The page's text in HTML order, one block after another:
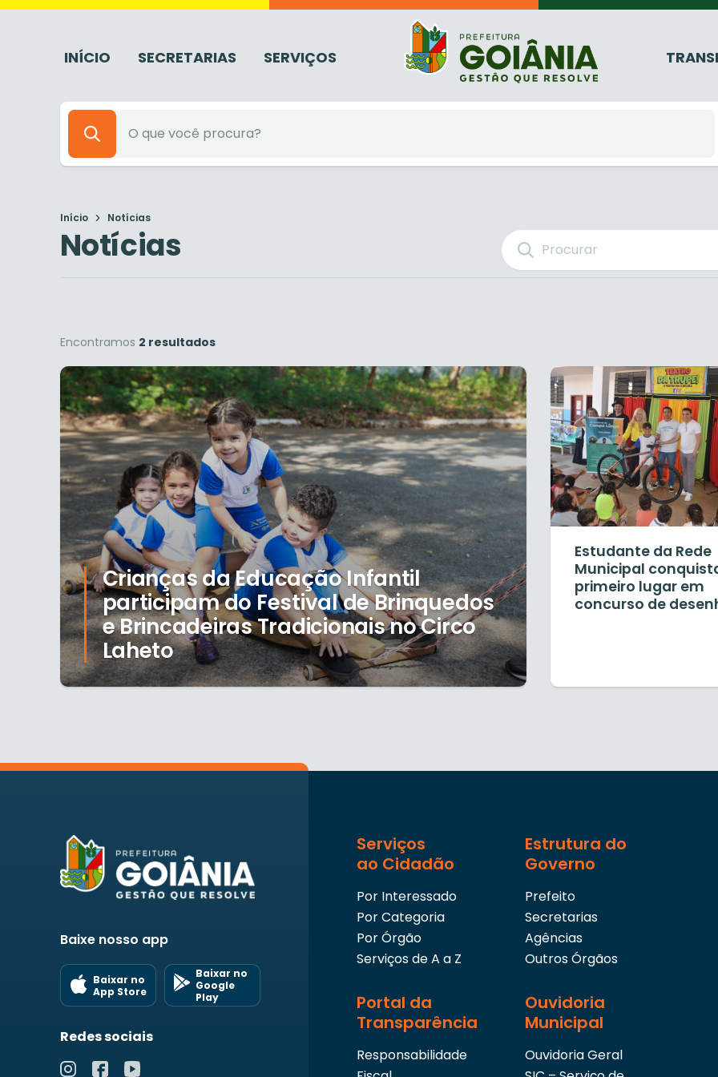
INÍCIO SECRETARIAS SERVIÇOS
Início Notícias
Notícias
Encontramos 2 resultados
Crianças da Educação Infantil
participam do Festival de Brinquedos
e Brincadeiras Tradicionais no Circo
Laheto
Estudante da Rede
Municipal
primeiro lugar em
concurso de
Baixe nosso app
Baixar no
App Store
Baixar no
Google
Play
Redes sociais
Serviços
ao Cidadão
Por Interessado
Por Categoria
Por Órgão
Serviços de A a Z
Estrutura do
Governo
Prefeito
Secretarias
Agências
Outros Órgãos
Portal da
Transparência
Responsabilidade
Ouvidoria
Municipal
Ouvidoria Geral